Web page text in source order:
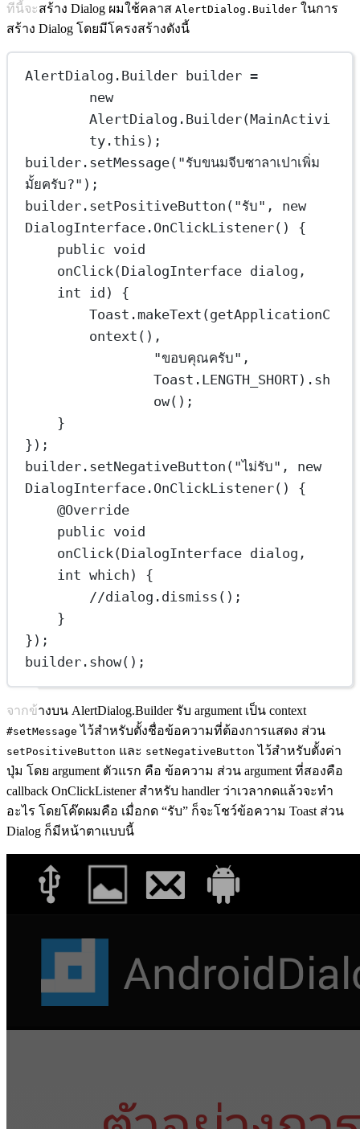
ทีนี้จะสร้าง Dialog ผมใช้คลาส AlertDialog.Builder ในการ
สร้าง Dialog โดยมีโครงสร้างดังนี้
AlertDialog . Builder builder =
new
AlertDialog. Builder(MainActivi
ty.this);
builder. setMessage( "รับขนมจีบซาลาเปาเพิ่ม
มั้ยครับ?" );
builder. setPositiveButton ( "รับ" , new
DialogInterface. OnClickListener() {
public void
onClick
int id) {
Toast. makeText (getApplicationC
ontext (),
"ขอบคุณครับ" ,
Toast.LENGTH_SHORT). sh
ow();
}
});
builder. setNegativeButton ( "ไม่รับ" , new
DialogInterface. OnClickListener() {
@Override
public void
onClick
int which) {
//dialog.dismiss();
}
});
builder. show();
จากข้างบน AlertDialog.Builder รับ argument เป็น context
#setMessage ไว้สำหรับตั้งชื่อข้อความที่ต้องการแสดง ส่วน
setPositiveButton และ setNegativeButton ไว้สำหรับตั้งค่า
ปุ่ม โดย argument ตัวแรก คือ ข้อความ ส่วน argument ที่สองคือ
callback OnClickListener สำหรับ handler ว่าเวลากดแล้วจะทำ
อะไร โดยโค๊ดผมคือ เมื่อกด “รับ” ก็จะโชว์ข้อความ Toast ส่วน
Dialog ก็มีหน้าตาแบบนี้